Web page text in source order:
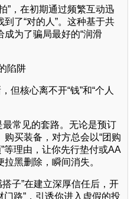
”，在初期通过频繁互动迅
了“对的人”。这种基于共
成为了骗局最好的“润滑
陷阱
但核心离不开“钱”和“个人
常见的套路。无论是预订
买装备，对方总会以“团购
等理由，让你先行垫付或AA
黑删除，瞬间消失。
搭子”在建立深厚信任后，开
门路”，引诱你进入虚假的投